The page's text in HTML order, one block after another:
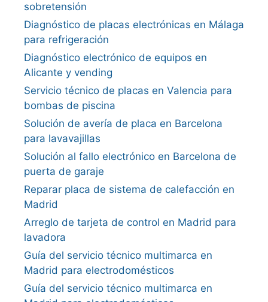
sobretensión
Diagnóstico de placas electrónicas en Málaga
para refrigeración
Diagnóstico electrónico de equipos en
Alicante y vending
Servicio técnico de placas en Valencia para
bombas de piscina
Solución de avería de placa en Barcelona
para lavavajillas
Solución al fallo electrónico en Barcelona de
puerta de garaje
Reparar placa de sistema de calefacción en
Madrid
Arreglo de tarjeta de control en Madrid para
lavadora
Guía del servicio técnico multimarca en
Madrid para electrodomésticos
Guía del servicio técnico multimarca en